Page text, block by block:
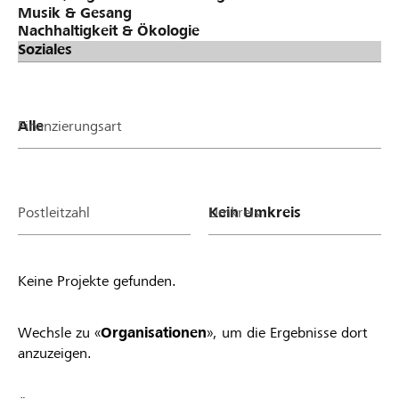
Finanzierungsart
Postleitzahl Umkreis
Keine Projekte gefunden.
Wechsle zu «Organisationen», um die Ergebnisse dort
anzuzeigen.